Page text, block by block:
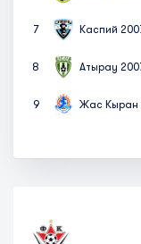
7 Каспий
8 Атырау
9 Жас Кыран